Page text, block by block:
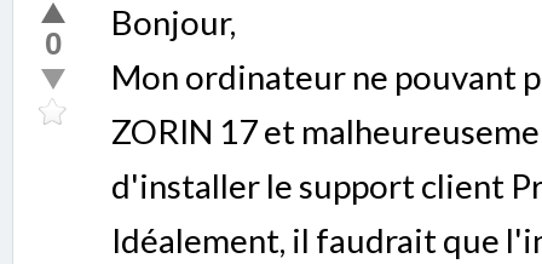
0
Bonjour,
Mon ordinateur ne pouvant
ZORIN 17 et
d'installer le support client
Idéalement, il faudrait que